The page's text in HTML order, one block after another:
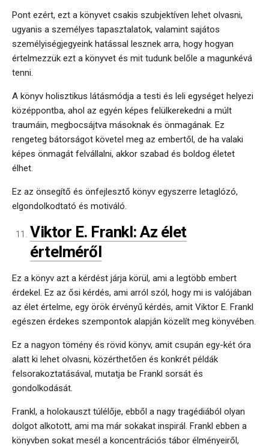
Pont ezért, ezt a könyvet csakis szubjektíven lehet olvasni,
ugyanis a személyes tapasztalatok, valamint sajátos
személyiségjegyeink hatással lesznek arra, hogy hogyan
értelmezzük ezt a könyvet és mit tudunk belőle a magunkévá
tenni.
A könyv holisztikus látásmódja a testi és leli egységet helyezi
középpontba, ahol az egyén képes felülkerekedni a múlt
traumáin, megbocsájtva másoknak és önmagának. Ez
rengeteg bátorságot követel meg az embertől, de ha valaki
képes önmagát felvállalni, akkor szabad és boldog életet
élhet.
Ez az önsegítő és önfejlesztő könyv egyszerre letaglózó,
elgondolkodtató és motiváló.
Viktor E. Frankl: Az élet
értelméről
Ez a könyv azt a kérdést járja körül, ami a legtöbb embert
érdekel. Ez az ősi kérdés, ami arról szól, hogy mi is valójában
az élet értelme, egy örök érvényű kérdés, amit Viktor E. Frankl
egészen érdekes szempontok alapján közelít meg könyvében.
Ez a nagyon tömény és rövid könyv, amit csupán egy-két óra
alatt ki lehet olvasni, közérthetően és konkrét példák
felsorakoztatásával, mutatja be Frankl sorsát és
gondolkodását.
Frankl, a holokauszt túlélője, ebből a nagy tragédiából olyan
dolgot alkotott, ami ma már sokakat inspirál. Frankl ebben a
könyvben sokat mesél a koncentrációs tábor élményeiről,